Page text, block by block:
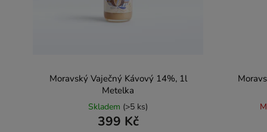
Moravský Vaječný Kávový 14%, 1l
Metelka
Skladem (>5 ks)
399 Kč